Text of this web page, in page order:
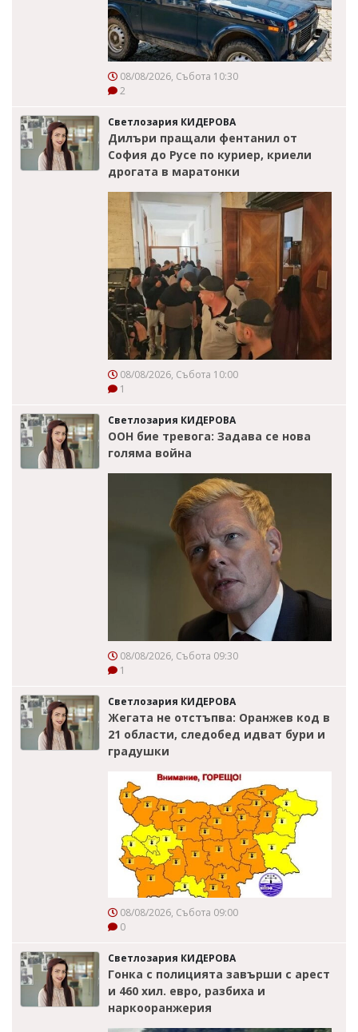
08/08/2026, Събота 10:30
2
Светлозария КИДЕРОВА
Дилъри пращали фентанил от
София до Русе по куриер, криели
дрогата в маратонки
08/08/2026, Събота 10:00
1
Светлозария КИДЕРОВА
ООН бие тревога: Задава се нова
голяма война
08/08/2026, Събота 09:30
1
Светлозария КИДЕРОВА
Жегата не отстъпва: Оранжев код в
21 области, следобед идват бури и
градушки
08/08/2026, Събота 09:00
0
Светлозария КИДЕРОВА
Гонка с полицията завърши с арест
и 460 хил. евро, разбиха и
наркооранжерия